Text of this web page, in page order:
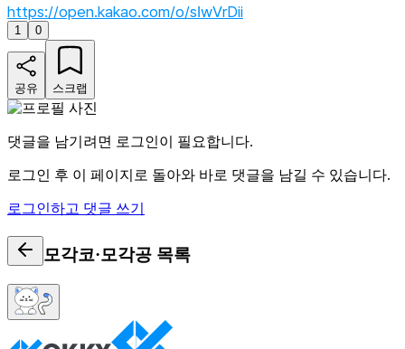
https://open.kakao.com/o/sIwVrDii
1 0
공유 스크랩
댓글을 남기려면 로그인이 필요합니다.
로그인 후 이 페이지로 돌아와 바로 댓글을 남길 수 있습니다.
로그인하고 댓글 쓰기
모각코·모각공 목록